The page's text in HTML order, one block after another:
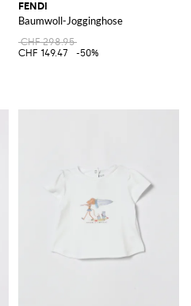
FENDI
Baumwoll-Jogginghose
CHF 298.95
CHF 149.47
-50%